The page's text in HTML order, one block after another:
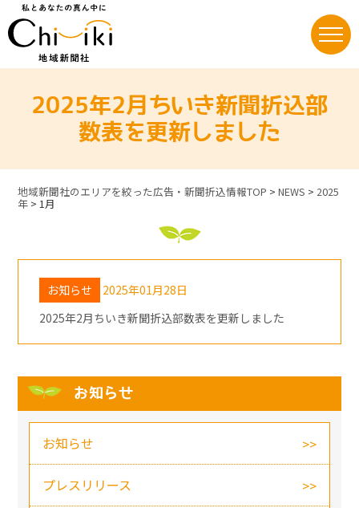
content2025年2月ちいき新聞折込部
数表を更新しました
地域新聞社のエリアを絞った広告・新聞折込情報TOP >NEWS > 2025
年 >1月
お知らせ
2025年01月28日
2025年2月ちいき新聞折込部数表を更新しました
お知らせ
お知らせ
プレスリリース